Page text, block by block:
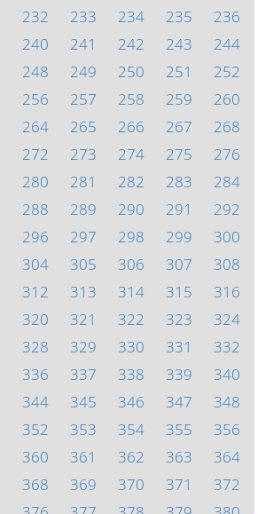
232 233 234 235
236
240 241 242 243
244
248 249 250 251
252
256 257 258 259
260
264 265 266 267
268
272 273 274 275
276
280 281 282 283
284
288 289 290 291
292
296 297 298 299
300
304 305 306 307
308
312 313 314 315
316
320 321 322 323
324
328 329 330 331
332
336 337 338 339
340
344 345 346 347
348
352 353 354 355
356
360 361 362 363
364
368 369 370 371
372